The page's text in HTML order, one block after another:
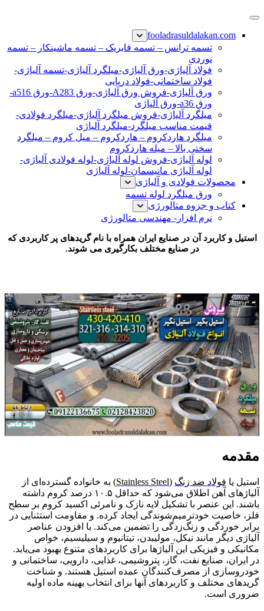
پرش
محتوا
نبشی فولادی-ناودانی فولادی-قیمت ورق-قیمت فولاد
fooladrasuldalakan.com
تسمه ترانس – تسمه فابریک – تسمه ماشینکار – تسمه
نوردی
فولاد آلیاژی-ورق آلیاژی-میلگرد آلیاژی-تسمه آلیاژی-
فولاد ساختمانی-فولاد دریایی
ورق آلیاژی-فروش ورق آلیاژی-ورق A283-ورق a516-
ورق a36-ورق آلیاژی
میلگرد آلیاژی-فروش میلگرد آلیاژی-میلگرد فولادی-
قیمت مناسب میلگرد-میلگرد آلیاژی
میلگرد هاردکروم – هاردکروم – میل کروم – میلگرد
سختی بالا – میله هاردکروم
لوله آلیاژی-فروش لوله آلیاژی-لوله فولادی آلیاژی-
لوله آلیاژی مانیسمان-لوله آلیاژی
محصولات فولادی و آلیاژی
ورق میلگرد لوله تسمه
کتاب و جزوه متالورژی
نرم افزار- مهندسی متالورژی
استیل و کاربرد آن در صنایع ایران همراه با نام گریدهای پر کاربردی که
در صنایع مختلف بکارگیری می شوند.
مقدمه
استیل یا فولاد ضد زنگ (
Stainless Steel) به خانواده گسترده‌ای از
آلیاژهای آهن اطلاق می‌شود که حداقل ۱۰.۵ درصد کروم داشته
باشند. این عنصر با تشکیل لایه نازک و نامرئی اکسید کروم بر سطح
فلز، خاصیت خودترمیم‌شوندگی ایجاد کرده. و مقاومت استثنایی در
برابر خوردگی و زنگ‌زدگی را تضمین می‌کند. با افزودن عناصر
آلیاژی دیگر مانند نیکل، مولیبدن، تیتانیوم و سیلیسیم، خواص
مکانیکی و فیزیکی این آلیاژها برای کاربردهای متنوع بهبود می‌یابد.
در ایران، صنایع نفت، گاز، پتروشیمی، غذایی، دارویی، ساختمانی و
خودروسازی از مصرف‌کنندگان عمده استیل هستند. و شناخت
گریدهای مختلف و کاربردهای آنها برای انتخاب بهینه ماده اولیه
ضروری است.